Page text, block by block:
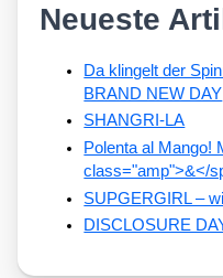
Neueste
Da klingelt der
BRAND NEW DAY
SHANGRI-LA
Polenta al Mango!
class="amp">&</
SUPGERGIRL –
DISCLOSURE